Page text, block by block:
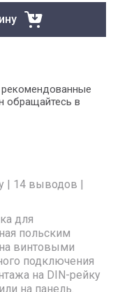
обращайтесь в
| 14 выводов |
для
польским
винтовыми
подключения
на DIN-рейку
на панель.